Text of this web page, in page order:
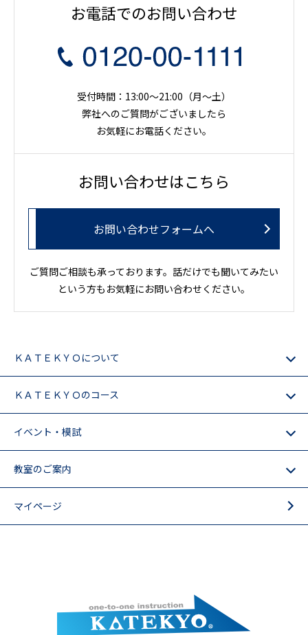
お電話でのお問い合わせ
受付時間：13:00～21:00（月〜土）
弊社へのご質問がございましたら
お気軽にお電話ください。
お問い合わせはこちら
お問い合わせフォームへ
ご質問ご相談も承っております。話だけでも聞いてみたい
という方もお気軽にお問い合わせください。
ＫＡＴＥＫＹＯについて
ＫＡＴＥＫＹＯのコース
イベント・模試
教室のご案内
マイページ